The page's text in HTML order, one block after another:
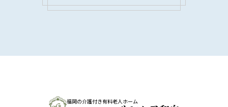
福岡の介護付き有料老人ホーム